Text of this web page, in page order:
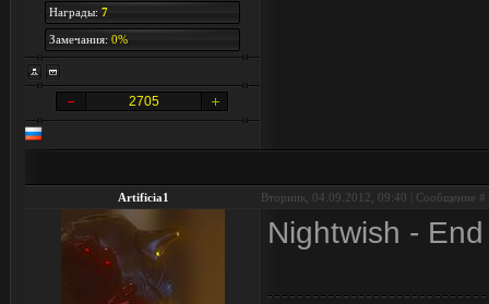
Награды: 7
Замечания: 0%
2705
Artificia1 Вторник, 04.09.2012, 09:40 | Сообщение #
Nightwish -